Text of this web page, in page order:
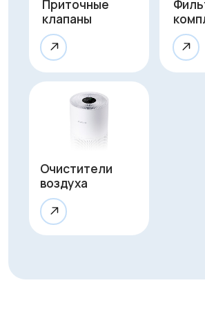
Оказываемполный
цикл услуг
для обеспечения
чистого воздуха
Монтаж
Профессиональная установка
работу и надежное крепление